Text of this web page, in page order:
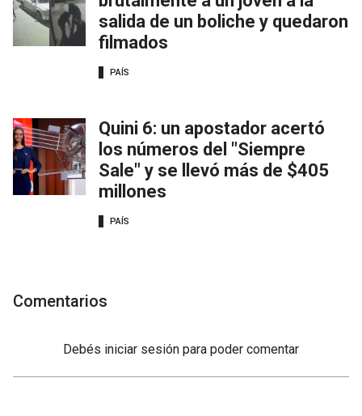
salida de un boliche y quedaron
filmados
PAÍS
Quini 6: un apostador acertó
los números del "Siempre
Sale" y se llevó más de $405
millones
PAÍS
Comentarios
Debés iniciar sesión para poder comentar